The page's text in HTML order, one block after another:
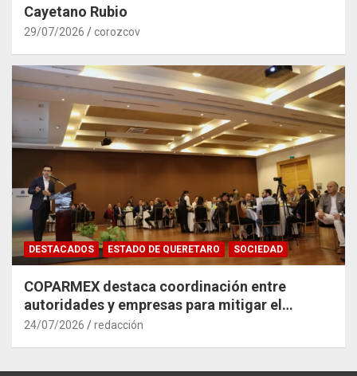
Cayetano Rubio
29/07/2026 corozcov
DESTACADOS ESTADO DE QUERETARO SOCIEDAD
COPARMEX destaca coordinación entre
autoridades y empresas para mitigar el
impacto del Tren México–Querétaro
24/07/2026 redacción